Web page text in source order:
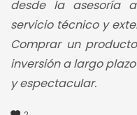
desde la asesoría
servicio técnico y
Comprar un
inversión a largo
y espectacular.